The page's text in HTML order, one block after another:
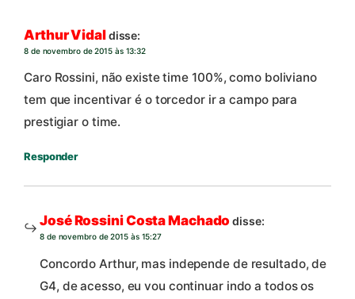
Arthur Vidaldisse:
8 de novembro de 2015 às 13:32
Caro Rossini, não existe time 100%, como boliviano
tem que incentivar é o torcedor ir a campo para
prestigiar o time.
Responder
José Rossini Costa Machado disse:
8 de novembro de 2015 às 15:27
Concordo Arthur, mas independe de resultado, de
G4, de acesso, eu vou continuar indo a todos os